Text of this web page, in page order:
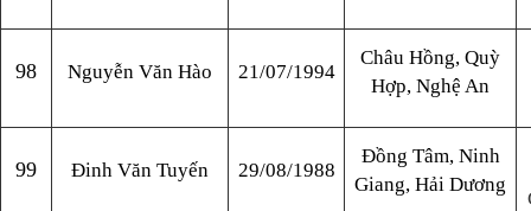
98 Nguyễn Văn Hào 21/07/1994
Châu Hồng, Quỳ
Hợp, Nghệ An
99 Đinh Văn Tuyến 29/08/1988
Đồng Tâm, Ninh
Giang, Hải Dương